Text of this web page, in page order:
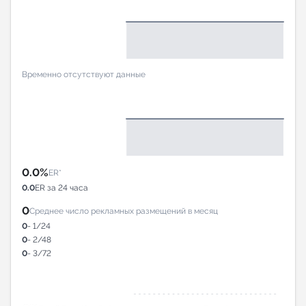
Временно отсутствуют данные
0.0%ER*
0.0ER за 24 часа
0Среднее число рекламных размещений в месяц
0- 1/24
0- 2/48
0- 3/72